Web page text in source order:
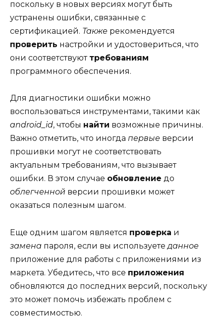
поскольку в новых версиях могут быть
устранены ошибки, связанные с
сертификацией. Также рекомендуется
проверить настройки и удостовериться, что
они соответствуют требованиям
программного обеспечения.
Для диагностики ошибки можно
воспользоваться инструментами, такими как
android_id, чтобы найти возможные причины.
Важно отметить, что иногда первые версии
прошивки могут не соответствовать
актуальным требованиям, что вызывает
ошибки. В этом случае обновление до
облегченной версии прошивки может
оказаться полезным шагом.
Еще одним шагом является проверка и
замена пароля, если вы используете данное
приложение для работы с приложениями из
маркета. Убедитесь, что все приложения
обновляются до последних версий, поскольку
это может помочь избежать проблем с
совместимостью.